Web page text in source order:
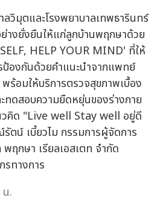
วิมุตและโรงพยาบาลเทพธารินทร์
างยั่งยืนให้แก่ลูกบ้านพฤกษาด้วย
HELP YOUR MIND' ที่ให้
องกันด้วยคำแนะนำจากแพทย์
ร้อมให้บริการตรวจสุขภาพเบื้อง
ดสอบความยืดหยุ่นของร่างกาย
คิด "Live well Stay well อยู่ดี
ตน์ เบี้ยวไม กรรมการผู้จัดการ
ฤกษา เรียลเอสเตท จำกัด
ทางการ
.